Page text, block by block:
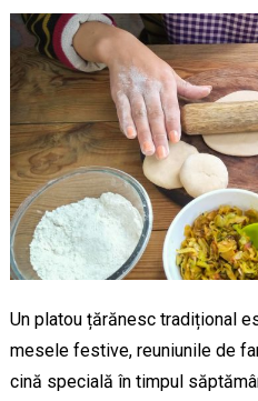
Un platou țărănesc tradițional
mesele festive, reuniunile de
cină specială în timpul